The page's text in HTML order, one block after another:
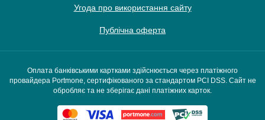
Угода про використання сайту
Публічна оферта
Оплата банківськими картками здійснюється через платіжного
провайдера Portmone, сертифікованого за стандартом PCI DSS. Сайт не
обробляє та не зберігає дані платіжних карток.